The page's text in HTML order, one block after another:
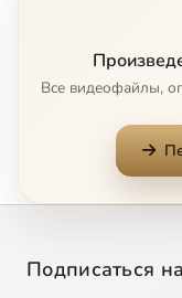
9 Как
Как
11
12
Все видеофайлы,
Подписаться